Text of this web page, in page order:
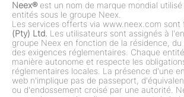
Neex®est un nom de marque mondial utilisé
entités sous le groupe Neex.
Les services offerts via www.neex.com sont
(Pty) Ltd. Les utilisateurs sont assignés à
groupe Neex en fonction de la résidence,
des exigences réglementaires. Chaque
manière autonome et respecte les
réglementaires locales. La présence d'une
web n'implique pas de passeport,
ou d'endossement croisé par une autorité.